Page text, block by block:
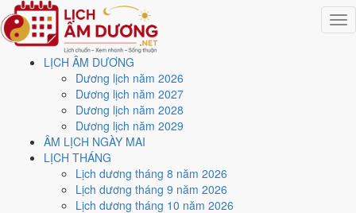
LỊCH ÂM DƯƠNG
Dương lịch năm 2026
Dương lịch năm 2027
Dương lịch năm 2028
Dương lịch năm 2029
ÂM LỊCH NGÀY MAI
LỊCH THÁNG
Lịch dương tháng 8 năm 2026
Lịch dương tháng 9 năm 2026
Lịch dương tháng 10 năm 2026
Trang chủ
Lịch năm 2021
Tháng 1/2021
Ngày 16/1/2021 (Giáp Tý)
Xem ngày16/1/2021
lịch - Ngày 4/12 âm lịch